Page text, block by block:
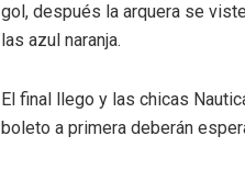
gol, después la arquera se
las azul naranja.
El final llego y las chicas
boleto a primera deberán